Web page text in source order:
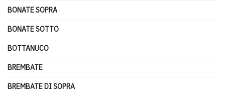
BONATE SOPRA
BONATE SOTTO
BOTTANUCO
BREMBATE
BREMBATE DI SOPRA